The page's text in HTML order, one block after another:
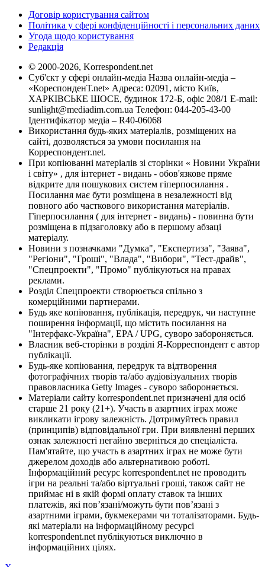
Договір користування сайтом
Політика у сфері конфіденційності і персональних даних
Угода щодо користування
Редакція
© 2000-2026, Korrespondent.net
Суб'єкт у сфері онлайн-медіа Назва онлайн-медіа –
«КореспонденТ.net» Адреса: 02091, місто Київ,
ХАРКІВСЬКЕ ШОСЕ, будинок 172-Б, офіс 208/1 E-mail:
sunlight@mediadim.com.ua Телефон: 044-205-43-00
Ідентифікатор медіа – R40-06068
Використання будь-яких матеріалів, розміщених на
сайті, дозволяється за умови посилання на
Корреспондент.net.
При копіюванні матеріалів зі сторінки « Новини України
і світу» , для інтернет - видань - обов'язкове пряме
відкрите для пошукових систем гіперпосилання .
Посилання має бути розміщена в незалежності від
повного або часткового використання матеріалів.
Гіперпосилання ( для інтернет - видань) - повинна бути
розміщена в підзаголовку або в першому абзаці
матеріалу.
Новини з позначками "Думка", "Експертиза", "Заява",
"Регіони", "Гроші", "Влада", "Вибори", "Тест-драйв",
"Спецпроекти", "Промо" публікуються на правах
реклами.
Розділ Спецпроекти створюється спільно з
комерційними партнерами.
Будь яке копіювання, публікація, передрук, чи наступне
поширення інформації, що містить посилання на
"Інтерфакс-Україна", EPA / UPG, суворо забороняється.
Власник веб-сторінки в розділі Я-Корреспондент є автор
публікації.
Будь-яке копіювання, передрук та відтворення
фотографічних творів та/або аудіовізуальних творів
правовласника Getty Images - суворо забороняється.
Матеріали сайту korrespondent.net призначені для осіб
старше 21 року (21+). Участь в азартних іграх може
викликати ігрову залежність. Дотримуйтесь правил
(принципів) відповідальної гри. При виявленні перших
ознак залежності негайно зверніться до спеціаліста.
Пам'ятайте, що участь в азартних іграх не може бути
джерелом доходів або альтернативою роботі.
Інформаційний ресурс korrespondent.net не проводить
ігри на реальні та/або віртуальні гроші, також сайт не
приймає ні в якій формі оплату ставок та інших
платежів, які пов’язані/можуть бути пов’язані з
азартними іграми, букмекерами чи тоталізаторами. Будь-
які матеріали на інформаційному ресурсі
korrespondent.net публікуються виключно в
інформаційних цілях.